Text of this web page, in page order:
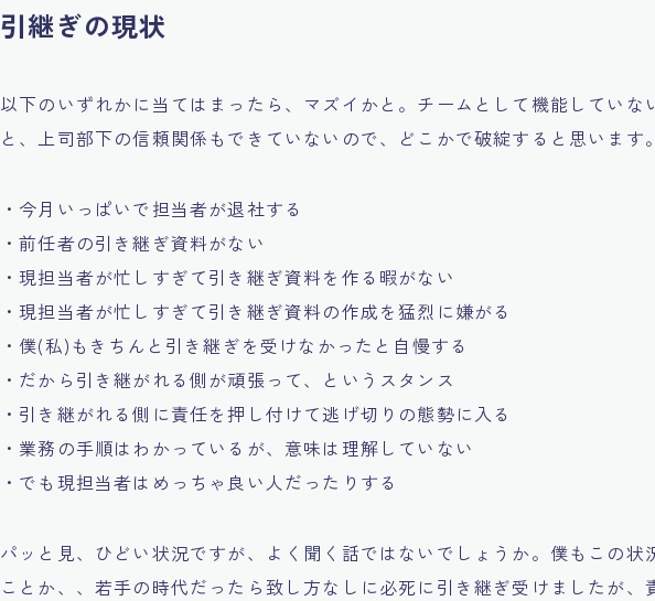
引継ぎの現状
以下のいずれかに当てはまったら、マズイかと。チームとして機能していな
と、上司部下の信頼関係もできていないので、どこかで破綻すると思います。
・今月いっぱいで担当者が退社する
・前任者の引き継ぎ資料がない
・現担当者が忙しすぎて引き継ぎ資料を作る暇がない
・現担当者が忙しすぎて引き継ぎ資料の作成を猛烈に嫌がる
・僕(私)もきちんと引き継ぎを受けなかったと自慢する
・だから引き継がれる側が頑張って、というスタンス
・引き継がれる側に責任を押し付けて逃げ切りの態勢に入る
・業務の手順はわかっているが、意味は理解していない
・でも現担当者はめっちゃ良い人だったりする
パッと見、ひどい状況ですが、よく聞く話ではないでしょうか。僕もこの状
ことか、、若手の時代だったら致し方なしに必死に引き継ぎ受けましたが、